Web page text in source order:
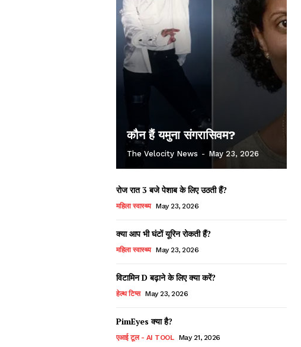
कौन हैं यमुना संगरासिवम?
The Velocity News - May 23, 2026
रोज रात 3 बजे पेशाब के लिए उठती हैं?
महिला स्वास्थ्य May 23, 2026
क्या आप भी घंटों यूरिन रोकती हैं?
महिला स्वास्थ्य May 23, 2026
विटामिन D बढ़ाने के लिए क्या करें?
हेल्थ टिप्स May 23, 2026
PimEyes क्या है?
एआई टूल - AI TOOL May 21, 2026